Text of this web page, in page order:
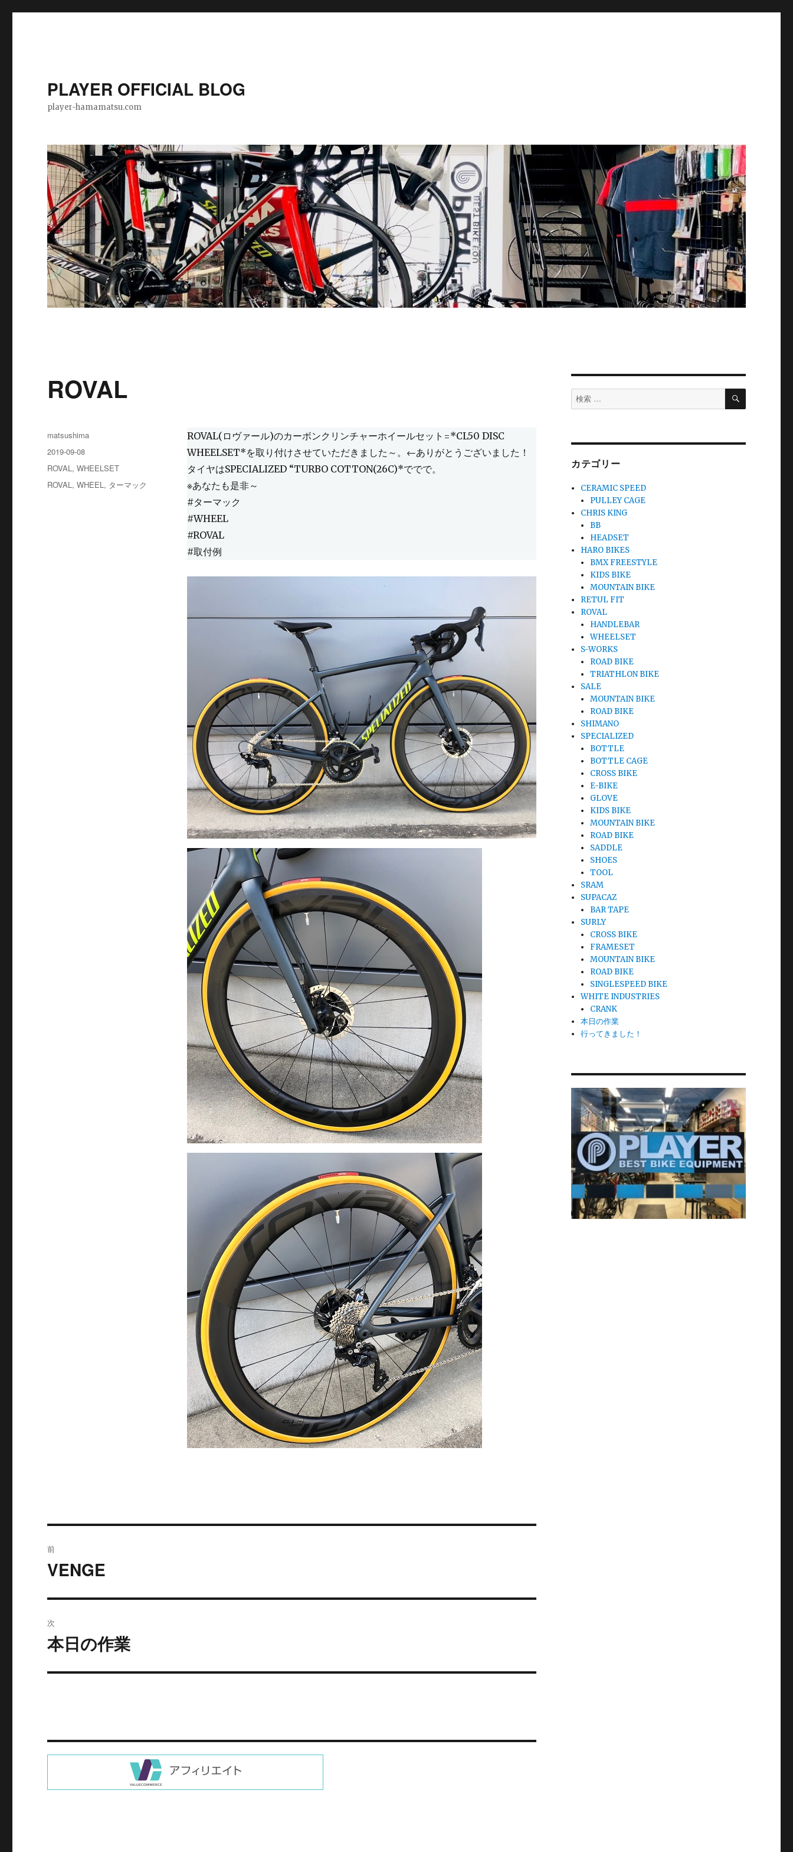
PLAYER OFFICIAL BLOG
player-hamamatsu.com
ROVAL
ROVAL(ロヴァール)のカーボンクリンチャーホイールセット=*CL50 DISC
WHEELSET*を取り付けさせていただきました～。←ありがとうございました！
タイヤはSPECIALIZED “TURBO COTTON(26C)*ででで。
※あなたも是非～
#ターマック
#WHEEL
#ROVAL
#取付例
投
稿
matsushima
投
稿
2019-09-08
カ
テ
ROVAL,WHEELSET
タ
ROVAL,WHEEL, ターマック
稿
ゲ
ン
前
過
の
稿:
VENGE
次
次
の
投
本日の作業
検
索
検
カテゴリー
CERAMIC SPEED
PULLEY CAGE
CHRIS KING
BB
HEADSET
HARO BIKES
BMX FREESTYLE
KIDS BIKE
MOUNTAIN BIKE
RETUL FIT
ROVAL
HANDLEBAR
WHEELSET
S-WORKS
ROAD BIKE
TRIATHLON BIKE
SALE
MOUNTAIN BIKE
ROAD BIKE
SHIMANO
SPECIALIZED
BOTTLE
BOTTLE CAGE
CROSS BIKE
E-BIKE
GLOVE
KIDS BIKE
MOUNTAIN BIKE
ROAD BIKE
SADDLE
SHOES
TOOL
SRAM
SUPACAZ
BAR TAPE
SURLY
CROSS BIKE
FRAMESET
MOUNTAIN BIKE
ROAD BIKE
SINGLESPEED BIKE
WHITE INDUSTRIES
CRANK
本日の作業
行ってきました！